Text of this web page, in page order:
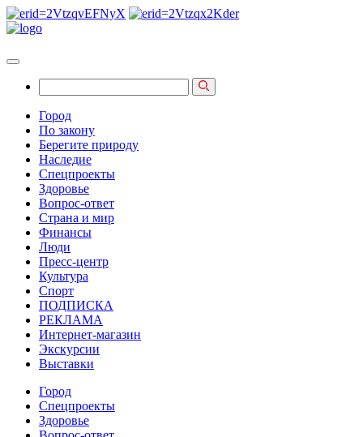
Город
По закону
Берегите природу
Наследие
Спецпроекты
Здоровье
Вопрос-ответ
Страна и мир
Финансы
Люди
Пресс-центр
Культура
Спорт
ПОДПИСКА
РЕКЛАМА
Интернет-магазин
Экскурсии
Выставки
Город
Спецпроекты
Здоровье